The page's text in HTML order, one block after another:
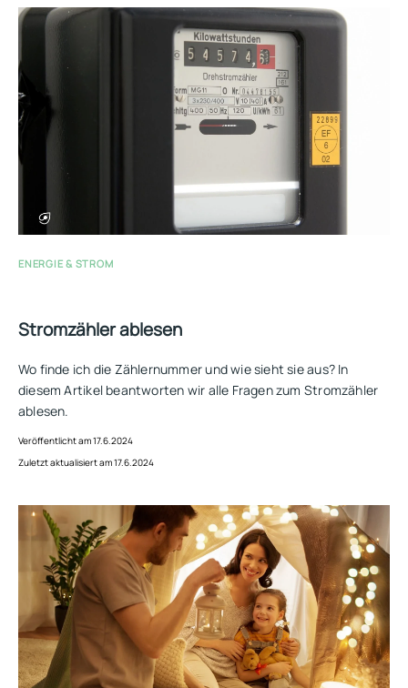
ENERGIE & STROM
Stromzähler ablesen
Wo finde ich die Zählernummer und wie sieht sie aus? In
diesem Artikel beantworten wir alle Fragen zum Stromzähler
ablesen.
Veröffentlicht am 17.6.2024
Zuletzt aktualisiert am 17.6.2024